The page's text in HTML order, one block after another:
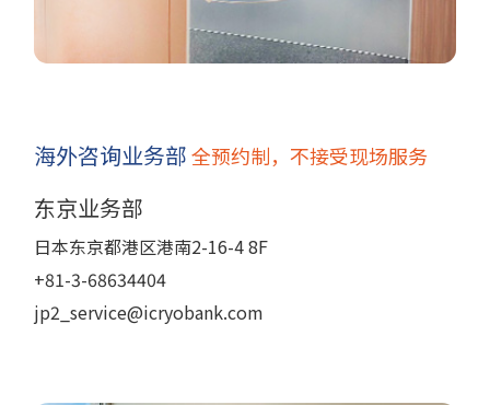
海外咨询业务部全预约制，不接受现场服务
东京业务部
日本东京都港区港南2-16-4 8F
+81-3-68634404
jp2_service@icryobank.com